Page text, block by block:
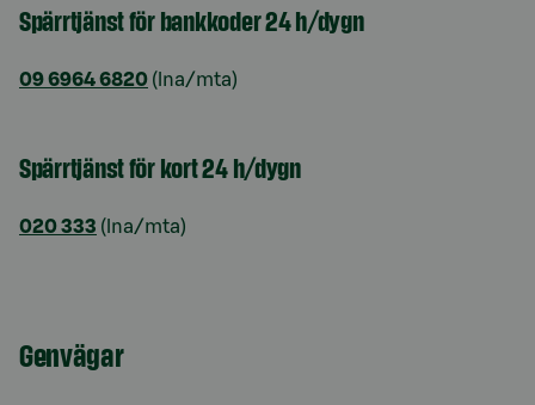
Spärrtjänst för bankkoder 24 h/dygn
09 6964 6820 (lna/mta)
Spärrtjänst för kort 24 h/dygn
020 333 (lna/mta)
Genvägar